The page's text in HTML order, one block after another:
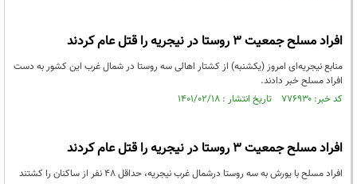
افراد مسلح جمعیت ۳ روستا در نیجریه را قتل عام کردند
منابع نیجریه‌ای امروز (یکشنبه) از کشتار اهالی سه روستا در شمال غرب این کشور به دست
افراد مسلح خبر دادند.
کد خبر: ۷۷۶۹۳۰ تاریخ انتشار : ۱۴۰۱/۰۲/۱۸
افراد مسلح جمعیت ۳ روستا در نیجریه را قتل عام کردند
افراد مسلح با یورش به سه روستا درشمال غرب نیجریه، حداقل 48 نفر از ساکنان را کشتند